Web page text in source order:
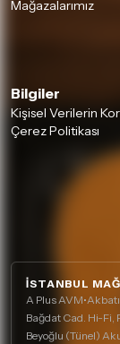
Mağazalarımız
Bilgiler
Kişisel Verilerin
Çerez Politikası
İSTANBUL
A Plus AVM•
Bağdat Cad. Hi-Fi,
Beyoğlu (Tünel)